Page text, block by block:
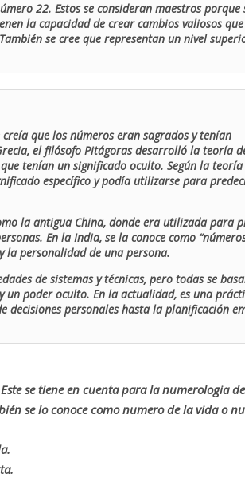
22. Estos se consideran maestros porque
la capacidad de crear cambios valiosos
se cree que representan un nivel
que los números eran sagrados y tenían
el filósofo Pitágoras desarrolló la teoría
tenían un significado oculto. Según la teoría
específico y podía utilizarse para
la antigua China, donde era utilizada para
En la India, se la conoce como
la personalidad de una persona.
de sistemas y técnicas, pero todas se
un poder oculto. En la actualidad, es una
decisiones personales hasta la planificación
se tiene en cuenta para la numerologia
se lo conoce como numero de la vida o